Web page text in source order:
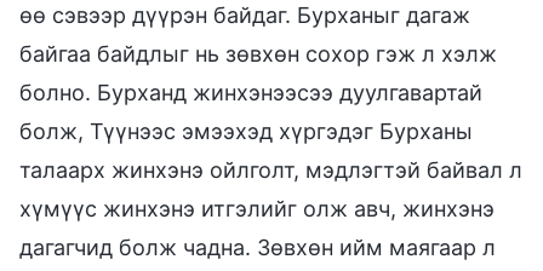
өө сэвээр дүүрэн байдаг. Бурханыг дагаж
байгаа байдлыг нь зөвхөн сохор гэж л хэлж
болно. Бурханд жинхэнээсээ дуулгавартай
болж, Түүнээс эмээхэд хүргэдэг Бурханы
талаарх жинхэнэ ойлголт, мэдлэгтэй байвал л
хүмүүс жинхэнэ итгэлийг олж авч, жинхэнэ
дагагчид болж чадна. Зөвхөн ийм маягаар л